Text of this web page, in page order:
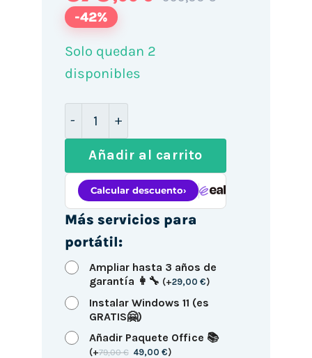
-42%
Solo quedan 2
disponibles
Añadir al carrito
Más servicios para
portátil:
Ampliar hasta 3 años de
garantía 👩‍🔧 (+29,00 €)
Instalar Windows 11 (es
GRATIS🤗)
Añadir Paquete Office 📚
(+79,00€ 49,00€)